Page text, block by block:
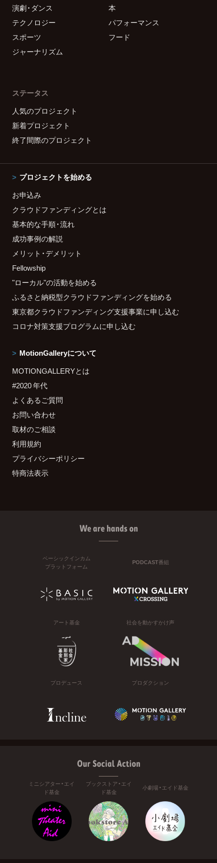
演劇・ダンス
本
テクノロジー
パフォーマンス
スポーツ
フード
ジャーナリズム
ステータス
人気のプロジェクト
新着プロジェクト
終了間際のプロジェクト
プロジェクトを始める
お申込み
クラウドファンディングとは
基本的な手順・流れ
成功事例の解説
メリット・デメリット
Fellowship
"ローカル"の活動を始める
ふるさと納税型クラウドファンディングを始める
東京都クラウドファンディング支援事業に申し込む
コロナ対策支援プログラムに申し込む
MotionGalleryについて
MOTIONGALLERYとは
#2020 年代
よくあるご質問
お問い合わせ
取材のご相談
利用規約
プライバシーポリシー
特商法表示
We are hands on
ベーシックインカム
プラットフォーム
PODCAST番組
アート基金 社会を動かすかけ声
プロデュース プロダクション
Our Social Action
ミニシアター・エイ
ド基金
ブックストア・エイ
ド基金
小劇場・エイド基金